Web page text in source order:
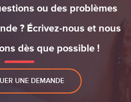
ou des problèmes
? Écrivez-nous et nous
dès que possible !
UNE DEMANDE